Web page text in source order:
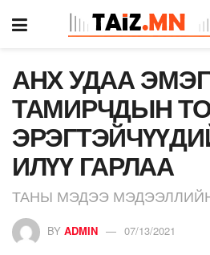
АНХ УДАА
ТАМИРЧДЫН
ИЛҮҮ ГАРЛАА
ТАНЫ МЭДЭЭ
BY ADMIN 07/13/2021